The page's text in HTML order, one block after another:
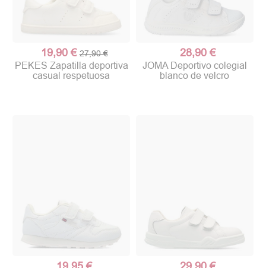
19,90 € 27,90 €
PEKES Zapatilla deportiva
casual respetuosa
28,90 €
JOMA Deportivo colegial
blanco de velcro